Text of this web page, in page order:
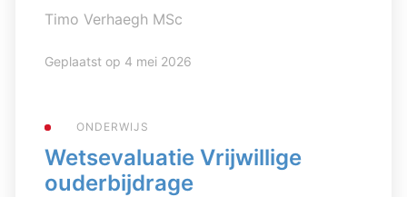
Timo Verhaegh MSc
Geplaatst op 4 mei 2026
ONDERWIJS
Wetsevaluatie Vrijwillige
ouderbijdrage